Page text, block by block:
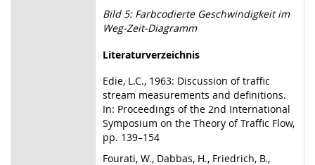
Bild 5: Farbcodierte Geschwindigkeit im
Weg-Zeit-Diagramm
Literaturverzeichnis
Edie, L.C., 1963: Discussion of traffic
stream measurements and definitions.
In: Proceedings of the 2nd International
Symposium on the Theory of Traffic Flow,
pp. 139–154
Fourati, W., Dabbas, H., Friedrich, B.,